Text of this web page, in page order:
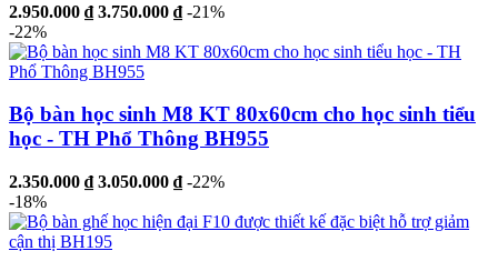
2.950.000 ₫ 3.750.000 ₫ -21%
-22%
Bộ bàn học sinh M8 KT 80x60cm cho học sinh tiểu
học - TH Phổ Thông BH955
2.350.000 ₫ 3.050.000 ₫ -22%
-18%